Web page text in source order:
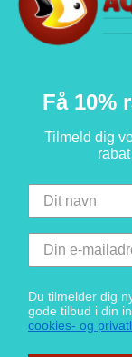
Få 10%
Tilmeld dig
Du tilmelder dig
gode tilbud i din
cookies- og